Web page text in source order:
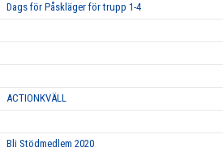
Dags för Påskläger för trupp 1-4
ACTIONKVÄLL
Bli Stödmedlem 2020